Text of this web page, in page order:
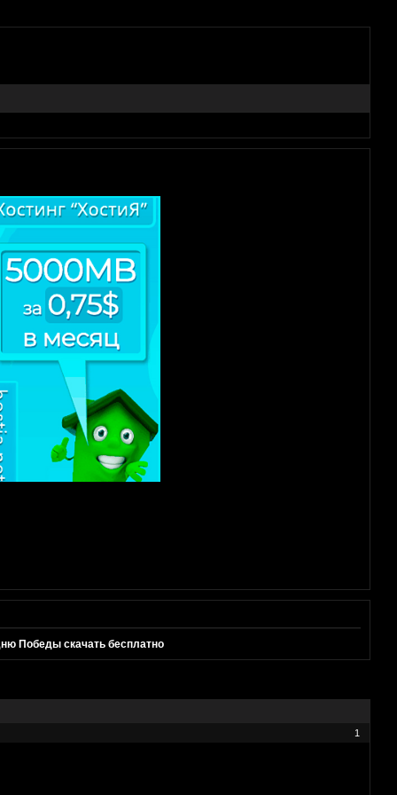
Победы скачать бесплатно
1